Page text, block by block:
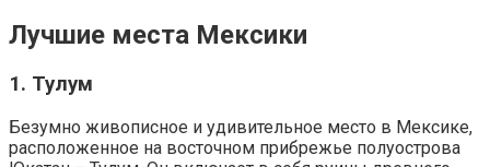
Лучшие места Мексики
1. Тулум
Безумно живописное и удивительное место в Мексике,
расположенное на восточном прибрежье полуострова